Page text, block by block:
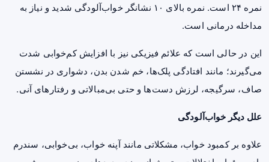
نمره ۲۴ است. نمره بالای ۱۰ نشانگر خواب‌آلودگی شدید و نیاز به
مداخله درمانی است.
این در حالی است که علائم فیزیکی نیز با افزایش کم‌خوابی شدت
می‌گیرند؛ مانند افتادگی پلک‌ها، خم شدن بدن، دشواری در نشستن
صاف، سرگیجه، لرزش دست‌ها و حتی بی‌مبالاتی و رفتارهای آنی.
علل دیگر خواب‌آلودگی
علاوه بر کمبود خواب، مشکلاتی مانند آپنه خواب، بی‌خوابی، سندرم